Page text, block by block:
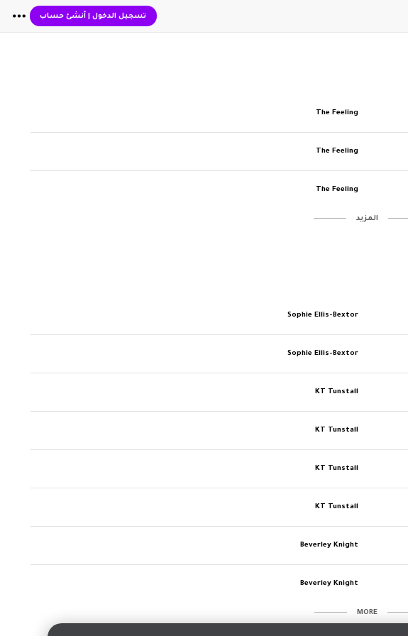
تسجيل الدخول| أنشئ حساب
The Feeling
The Feeling
The Feeling
‏المزيد
Sophie Ellis-Bextor
Sophie Ellis-Bextor
KT Tunstall
KT Tunstall
KT Tunstall
KT Tunstall
Beverley Knight
Beverley Knight
MORE